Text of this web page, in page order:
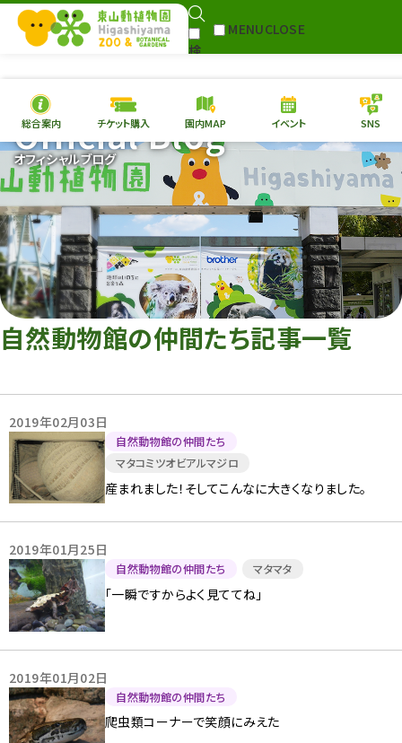
検
MENUCLOSE
本日の開園情報 チケ
園内MAP イベント
総合案内
動物園 植物園
再生プラン
東山動植物園
への支援
環境教育
Follow
総合案内 チケット購入 園内MAP イベント SNS
オフィシャルブログ
Official Blog
自然動物館の仲間たち記事一覧
2019年02月03日
自然動物館の仲間たち
マタコミツオビアルマジロ
産まれました！そしてこんなに大きくなりました。
2019年01月25日
自然動物館の仲間たち マタマタ
「一瞬ですからよく見ててね」
2019年01月02日
自然動物館の仲間たち
爬虫類コーナーで笑顔にみえた